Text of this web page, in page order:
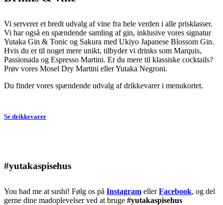
Vi serverer et bredt udvalg af vine fra hele verden i alle prisklasser.
Vi har også en spændende samling af gin, inklusive vores signatur
Yutaka Gin & Tonic og Sakura med Ukiyo Japanese Blossom Gin.
Hvis du er til noget mere unikt, tilbyder vi drinks som Marquis,
Passionada og Espresso Martini. Er du mere til klassiske cocktails?
Prøv vores Mosel Dry Martini eller Yutaka Negroni.
Du finder vores spændende udvalg af drikkevarer i menukortet.
Se drikkevarer
#yutakaspisehus
You had me at sushi! Følg os på Instagram ellerFacebook, og del
gerne dine madoplevelser ved at bruge #yutakaspisehus